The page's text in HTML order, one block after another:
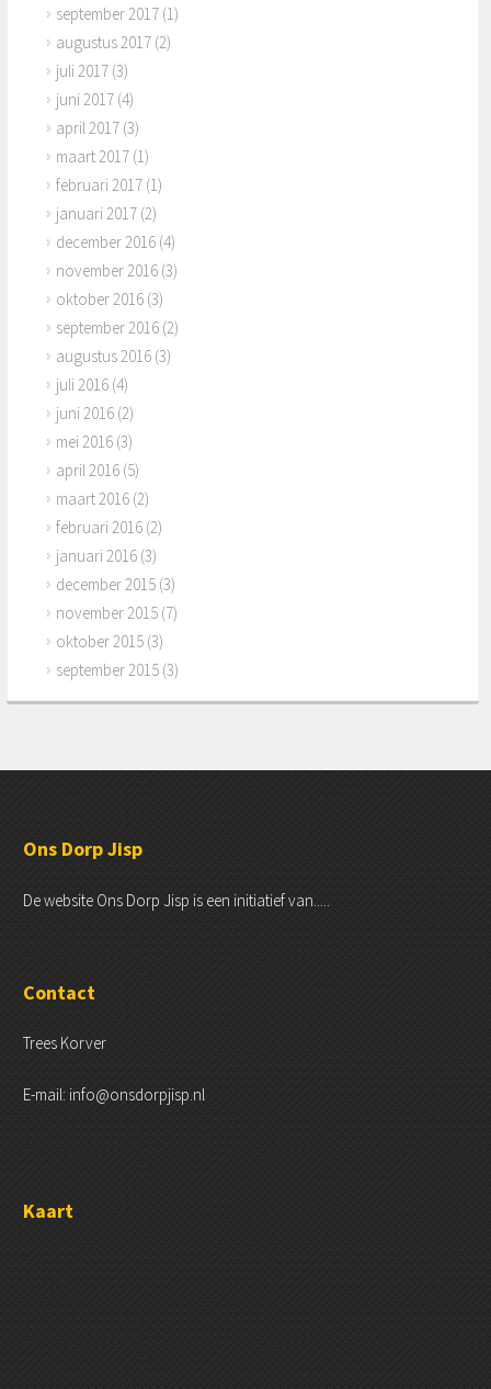
september 2017 (1)
augustus 2017 (2)
juli 2017 (3)
juni 2017 (4)
april 2017 (3)
maart 2017 (1)
februari 2017 (1)
januari 2017 (2)
december 2016 (4)
november 2016 (3)
oktober 2016 (3)
september 2016 (2)
augustus 2016 (3)
juli 2016 (4)
juni 2016 (2)
mei 2016 (3)
april 2016 (5)
maart 2016 (2)
februari 2016 (2)
januari 2016 (3)
december 2015 (3)
november 2015 (7)
oktober 2015 (3)
september 2015 (3)
Ons Dorp Jisp
De website Ons Dorp Jisp is een initiatief van.....
Contact
Trees Korver
E-mail: info@onsdorpjisp.nl
Kaart